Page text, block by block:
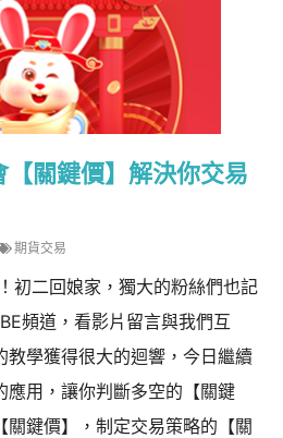
關鍵價】解決你交易
期貨交易
初二回娘家，獨大的粉絲們也記
頻道，看影片留言與我們互
教學獲得很大的迴響，今日繼續
應用，讓你判斷多空的【關鍵
關鍵價】，制定交易策略的【關